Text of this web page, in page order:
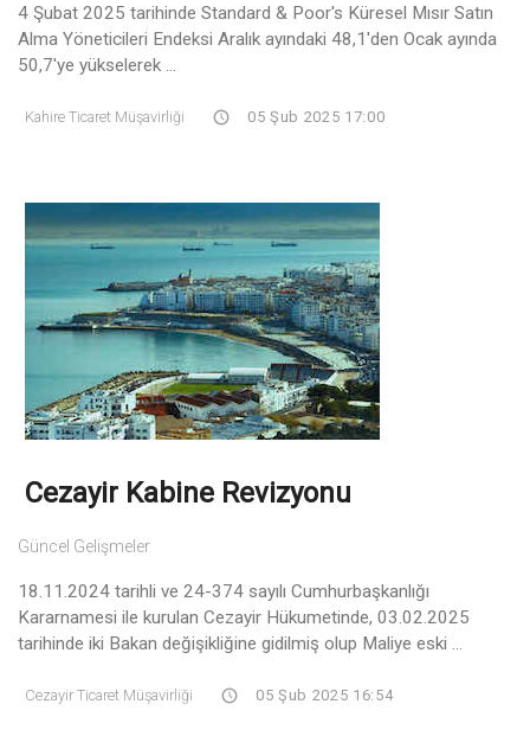
4 Şubat 2025 tarihinde Standard & Poor's Küresel Mısır Satın
Alma Yöneticileri Endeksi Aralık ayındaki 48,1'den Ocak ayında
50,7'ye yükselerek ...
Kahire Ticaret Müşavirliği 05 Şub 2025 17:00
Cezayir Kabine Revizyonu
Güncel Gelişmeler
18.11.2024 tarihli ve 24-374 sayılı Cumhurbaşkanlığı
Kararnamesi ile kurulan Cezayir Hükumetinde, 03.02.2025
tarihinde iki Bakan değişikliğine gidilmiş olup Maliye eski ...
Cezayir Ticaret Müşavirliği 05 Şub 2025 16:54